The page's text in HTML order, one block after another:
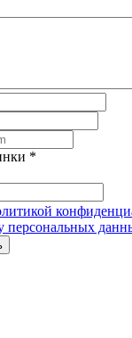
*
персональных